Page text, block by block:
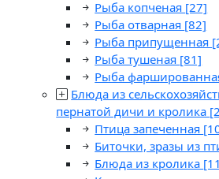
Рыба копченая [27]
Рыба отварная [82]
Рыба припущенная
Рыба тушеная [81]
Рыба
Блюда из
пернатой дичи и кролика
Птица запеченная
Биточки, зразы из
Блюда из кролика